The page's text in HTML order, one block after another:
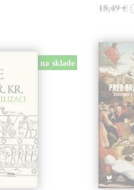
18,49 €
na sklade